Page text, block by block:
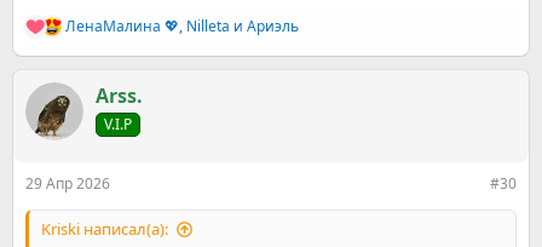
Р
е
к
ц
и
ЛенаМалина 💖, Nilleta и Ариэль
Arss.
V.I.P
29 Апр 2026 #30
Kriski написал(а):